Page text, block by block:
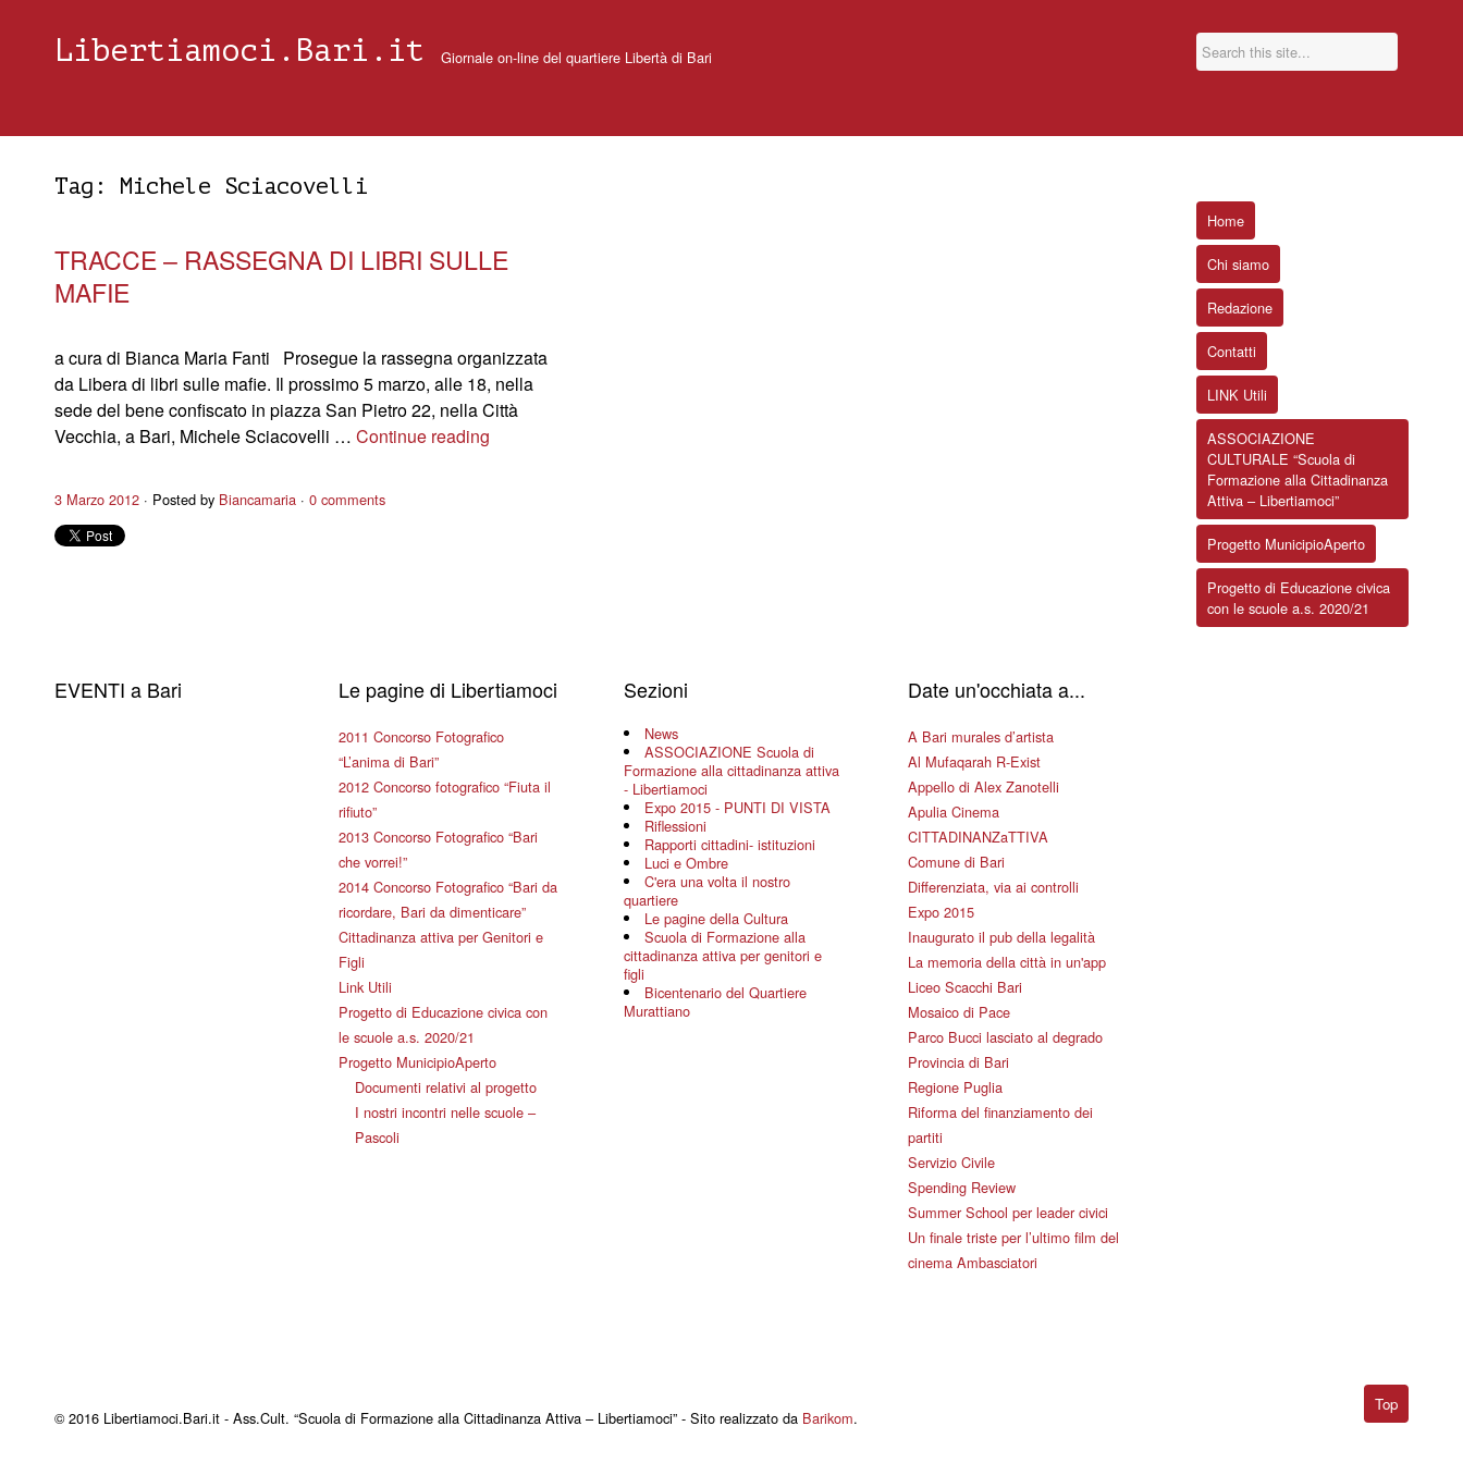
Libertiamoci.Bari.it Giornale on-line del quartiere Libertà di Bari
Tag: Michele Sciacovelli
TRACCE – RASSEGNA DI LIBRI SULLE
MAFIE
a cura di Bianca Maria Fanti Prosegue la rassegna organizzata
da Libera di libri sulle mafie. Il prossimo 5 marzo, alle 18, nella
sede del bene confiscato in piazza San Pietro 22, nella Città
Vecchia, a Bari, Michele Sciacovelli … Continue reading
3 Marzo 2012 Posted by Biancamaria 0 comments
EVENTI a Bari Le pagine di Libertiamoci
2011 Concorso Fotografico
“L’anima di Bari”
2012 Concorso fotografico “Fiuta il
rifiuto”
2013 Concorso Fotografico “Bari
che vorrei!”
2014 Concorso Fotografico “Bari da
ricordare, Bari da dimenticare”
Cittadinanza attiva per Genitori e
Figli
Link Utili
Progetto di Educazione civica con
le scuole a.s. 2020/21
Progetto MunicipioAperto
Documenti relativi al progetto
I nostri incontri nelle scuole –
Pascoli
Sezioni
News
ASSOCIAZIONE Scuola di
Formazione alla cittadinanza attiva
- Libertiamoci
Expo 2015 - PUNTI DI VISTA
Riflessioni
Rapporti cittadini- istituzioni
Luci e Ombre
C'era una volta il nostro
quartiere
Le pagine della Cultura
Scuola di Formazione alla
cittadinanza attiva per genitori e
figli
Bicentenario del Quartiere
Murattiano
Date un'occhiata a...
A Bari murales d’artista
Al Mufaqarah R-Exist
Appello di Alex Zanotelli
Apulia Cinema
CITTADINANZaTTIVA
Comune di Bari
Differenziata, via ai controlli
Expo 2015
Inaugurato il pub della legalità
La memoria della città in un'app
Liceo Scacchi Bari
Mosaico di Pace
Parco Bucci lasciato al degrado
Provincia di Bari
Regione Puglia
Riforma del finanziamento dei
partiti
Servizio Civile
Spending Review
Summer School per leader civici
Un finale triste per l’ultimo film del
cinema Ambasciatori
Home
Chi siamo
Redazione
Contatti
LINK Utili
ASSOCIAZIONE
CULTURALE “Scuola di
Formazione alla Cittadinanza
Attiva – Libertiamoci”
Progetto MunicipioAperto
Progetto di Educazione civica
con le scuole a.s. 2020/21
© 2016 Libertiamoci.Bari.it - Ass.Cult. “Scuola di Formazione alla Cittadinanza Attiva – Libertiamoci” - Sito realizzato da Barikom.
Top